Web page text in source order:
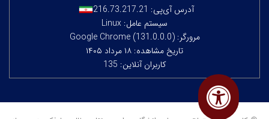
آدرس آی‌پی: 216.73.217.21
سیستم عامل: Linux
مرورگر: Google Chrome (131.0.0.0)
تاریخ مشاهده: ۱۸ مرداد ۱۴۰۵
کاربران آنلاین: 135